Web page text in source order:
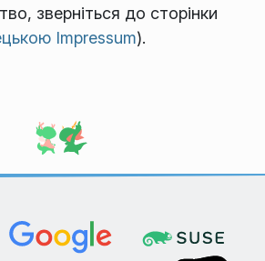
зверніться до сторінки
Impressum).